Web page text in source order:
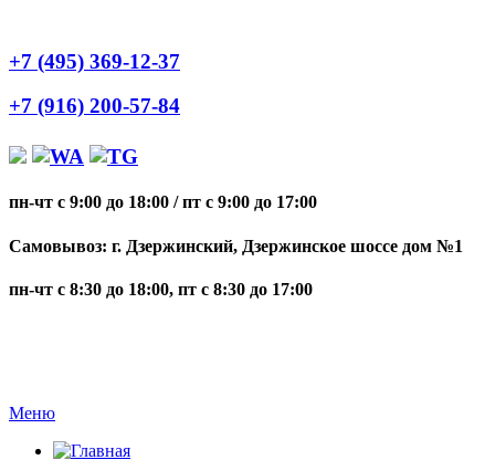
+7 (495) 369-12-37
+7 (916) 200-57-84
пн-чт с 9:00 до 18:00 /пт с 9:00 до 17:00
Самовывоз: г. Дзержинский, Дзержинское шоссе дом №1
пн-чт с 8:30 до 18:00, пт с 8:30 до 17:00
Меню